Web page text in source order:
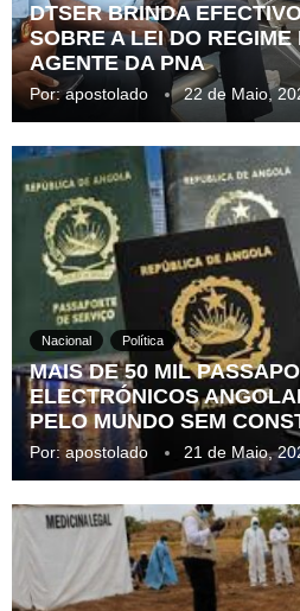
DTSER BRINDA
SOBRE A LEI DO
AGENTE DA PNA
Por:apostolado 22 de Maio,
Nacional Política
MAIS DE 50 MIL
ELECTRÓNICOS
PELO MUNDO SEM
Por:apostolado 21 de Maio,